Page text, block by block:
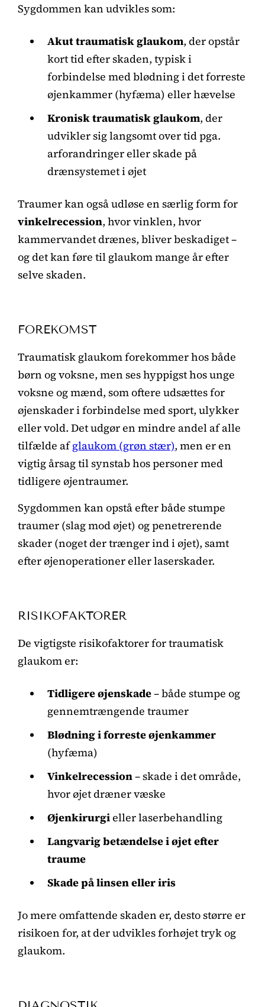
Sygdommen kan udvikles som:
Akut traumatisk glaukom, der opstår
kort tid efter skaden, typisk i
forbindelse med blødning i det forreste
øjenkammer (hyfæma) eller hævelse
Kronisk traumatisk glaukom, der
udvikler sig langsomt over tid pga.
arforandringer eller skade på
drænsystemet i øjet
Traumer kan også udløse en særlig form for
vinkelrecession, hvor vinklen, hvor
kammervandet drænes, bliver beskadiget –
og det kan føre til glaukom mange år efter
selve skaden.
FOREKOMST
Traumatisk glaukom forekommer hos både
børn og voksne, men ses hyppigst hos unge
voksne og mænd, som oftere udsættes for
øjenskader i forbindelse med sport, ulykker
eller vold. Det udgør en mindre andel af alle
tilfælde afglaukom (grøn stær), men er en
vigtig årsag til synstab hos personer med
tidligere øjentraumer.
Sygdommen kan opstå efter både stumpe
traumer (slag mod øjet) og penetrerende
skader (noget der trænger ind i øjet), samt
efter øjenoperationer eller laserskader.
RISIKOFAKTORER
De vigtigste risikofaktorer for traumatisk
glaukom er:
Tidligere øjenskade– både stumpe og
gennemtrængende traumer
Blødning i forreste øjenkammer
(hyfæma)
Vinkelrecession– skade i det område,
hvor øjet dræner væske
Øjenkirurgieller laserbehandling
Langvarig betændelse i øjet efter
traume
Skade på linsen eller iris
Jo mere omfattende skaden er, desto større er
risikoen for, at der udvikles forhøjet tryk og
glaukom.